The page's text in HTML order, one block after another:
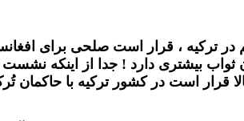
در ترکیه ، قرار است صلحی برای
بیشتری دارد ! جدا از اینکه
است در کشور ترکیه با حاکمان